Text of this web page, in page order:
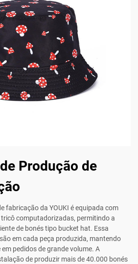
Produção de
fabricação da YOUKI é equipada com
computadorizadas, permitindo a
de bonés tipo bucket hat. Essa
em cada peça produzida, mantendo
pedidos de grande volume. A
de produzir mais de 40.000 bonés